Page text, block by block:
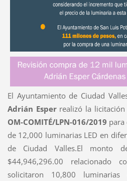
El Ayuntamiento de Ciudad
Adrián Esper realizó la
OM-COMITÉ/LPN-016/2019 para
de 12,000 luminarias LED en
de Ciudad Valles.El monto
$44,946,296.00 relacionado
solicitaron 10,800